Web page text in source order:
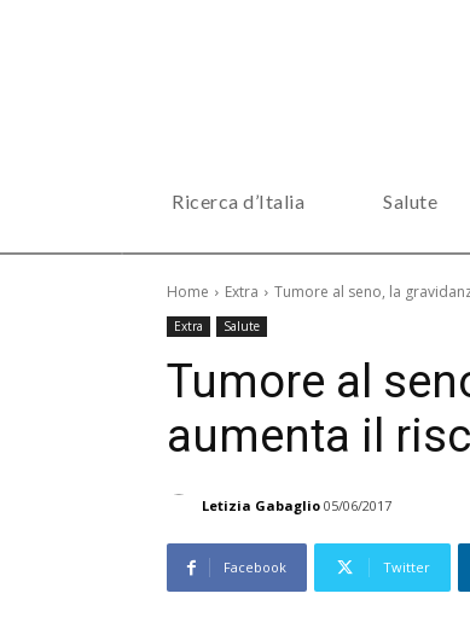
Ricerca d’Italia Salute
Home Extra Tumore al seno, la
Extra Salute
Tumore al
aumenta il
Letizia Gabaglio 05/06/2017
Facebook Twitter